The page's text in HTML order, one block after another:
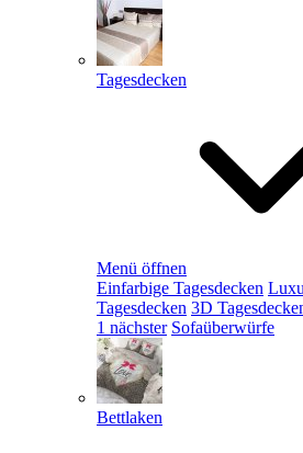
Tagesdecken
Menü öffnen
Einfarbige Tagesdecken
Tagesdecken 3D
1 nächster Sofaüberwürfe
Bettlaken